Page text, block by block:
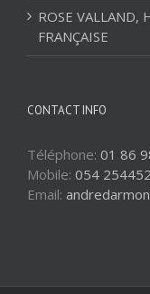
ROSE VALLAND,
FRANÇAISE
CONTACT INFO
Téléphone: 01 86
Mobile: 054
Email: